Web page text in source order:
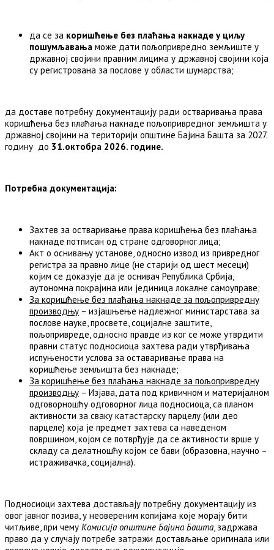
да се за коришћење без плаћања накнаде у циљу
пошумљавања може дати пољопривредно земљиште у
државној својини правним лицима у државној својини која
су регистрована за послове у области шумарства;
да доставе потребну документацију ради остваривања права
коришћења без плаћања накнаде пољопривредног земљишта у
државној својини на територији општине Бајина Башта за 2027.
годину до 31.октобра 2026. године.
Потребна документација:
Захтев за остваривање права коришћења без плаћања
накнаде потписан од стране одговорног лица;
Акт о оснивању установе, односно извод из привредног
регистра за правно лице (не старији од шест месеци)
којим се доказује да је оснивач Република Србија,
аутономна покрајина или јединица локалне самоуправе;
За коришћење без плаћања накнаде за пољопривредну
производњу – изјашњење надлежног министарстава за
послове науке, просвете, социјалне заштите,
пољопривреде, односно правде из ког се може утврдити
правни статус подносиоца захтева ради утврђивања
испуњености услова за оставaривање права на
коришћење земљишта без накнаде;
За коришћење без плаћања накнаде за пољопривредну
производњу – Изјава, дата под кривичном и материјалном
одговорношћу одговорног лица подносиоца, са планом
активности за сваку катастарску парцелу (или део
парцеле) која је предмет захтева са наведеном
површином, којом се потврђује да се активности врше у
складу са делатношћу којом се бави (образовна, научно –
истраживачка, социјална).
Подносиоци захтева достављају потребну документацију из
овог јавног позива, у неовереним копијама које морају бити
читљиве, при чему Комисија општине Бајина Башта, задржава
право да у случају потребе затражи достављање оригинала или